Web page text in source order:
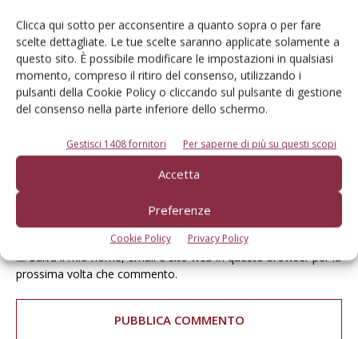
Clicca qui sotto per acconsentire a quanto sopra o per fare
scelte dettagliate. Le tue scelte saranno applicate solamente a
questo sito. È possibile modificare le impostazioni in qualsiasi
momento, compreso il ritiro del consenso, utilizzando i
pulsanti della Cookie Policy o cliccando sul pulsante di gestione
del consenso nella parte inferiore dello schermo.
Gestisci 1408 fornitori Per saperne di più su questi scopi
Accetta
Preferenze
Cookie Policy Privacy Policy
Salva il mio nome, email e sito web in questo browser per la
prossima volta che commento.